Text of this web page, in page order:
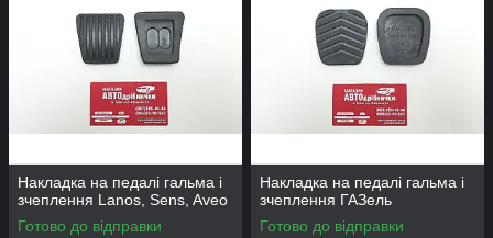
Накладка на педалі гальма і
зчеплення Lanos, Sens, Aveo
Готово до відправки
Накладка на педалі гальма і
зчеплення ГАЗель
Готово до відправки